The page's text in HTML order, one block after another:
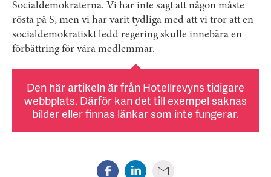
Socialdemokraterna. Vi har inte sagt att någon måste
rösta på S, men vi har varit tydliga med att vi tror att en
socialdemokratiskt ledd regering skulle innebära en
förbättring för våra medlemmar.
Den här artikeln är från Hotellrevyns tidigare
webbplats. Därför kan det till exempel saknas
bilder eller finnas länkar som inte fungerar.